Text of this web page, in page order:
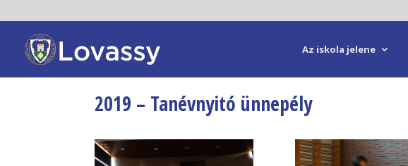
Az iskola jelene
2019 – Tanévnyitó ünnepély